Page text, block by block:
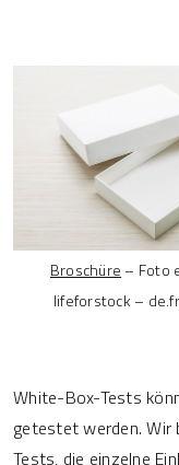
Broschüre – Foto
lifeforstock –
White-Box-Tests
getestet werden. Wir
Tests, die einzelne